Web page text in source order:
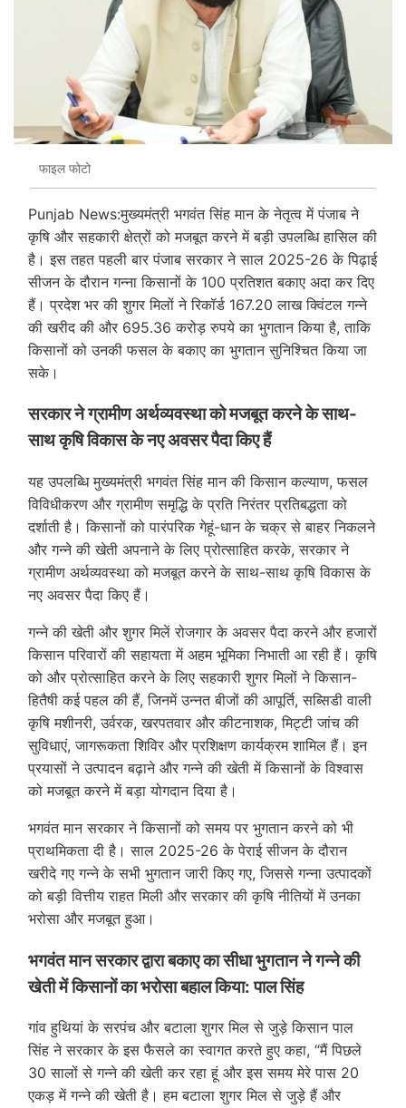
फाइल फोटो
Punjab News:मुख्यमंत्री भगवंत सिंह मान के नेतृत्व में पंजाब ने
कृषि और सहकारी क्षेत्रों को मजबूत करने में बड़ी उपलब्धि हासिल की
है। इस तहत पहली बार पंजाब सरकार ने साल 2025-26 के पिढ़ाई
सीजन के दौरान गन्ना किसानों के 100 प्रतिशत बकाए अदा कर दिए
हैं। प्रदेश भर की शुगर मिलों ने रिकॉर्ड 167.20 लाख क्विंटल गन्ने
की खरीद की और 695.36 करोड़ रुपये का भुगतान किया है, ताकि
किसानों को उनकी फसल के बकाए का भुगतान सुनिश्चित किया जा
सके।
सरकार ने ग्रामीण अर्थव्यवस्था को मजबूत करने के साथ-
साथ कृषि विकास के नए अवसर पैदा किए हैं
यह उपलब्धि मुख्यमंत्री भगवंत सिंह मान की किसान कल्याण, फसल
विविधीकरण और ग्रामीण समृद्धि के प्रति निरंतर प्रतिबद्धता को
दर्शाती है। किसानों को पारंपरिक गेहूं-धान के चक्र से बाहर निकलने
और गन्ने की खेती अपनाने के लिए प्रोत्साहित करके, सरकार ने
ग्रामीण अर्थव्यवस्था को मजबूत करने के साथ-साथ कृषि विकास के
नए अवसर पैदा किए हैं।
गन्ने की खेती और शुगर मिलें रोजगार के अवसर पैदा करने और हजारों
किसान परिवारों की सहायता में अहम भूमिका निभाती आ रही हैं। कृषि
को और प्रोत्साहित करने के लिए सहकारी शुगर मिलों ने किसान-
हितैषी कई पहल की हैं, जिनमें उन्नत बीजों की आपूर्ति, सब्सिडी वाली
कृषि मशीनरी, उर्वरक, खरपतवार और कीटनाशक, मिट्टी जांच की
सुविधाएं, जागरूकता शिविर और प्रशिक्षण कार्यक्रम शामिल हैं। इन
प्रयासों ने उत्पादन बढ़ाने और गन्ने की खेती में किसानों के विश्वास
को मजबूत करने में बड़ा योगदान दिया है।
भगवंत मान सरकार ने किसानों को समय पर भुगतान करने को भी
प्राथमिकता दी है। साल 2025-26 के पेराई सीजन के दौरान
खरीदे गए गन्ने के सभी भुगतान जारी किए गए, जिससे गन्ना उत्पादकों
को बड़ी वित्तीय राहत मिली और सरकार की कृषि नीतियों में उनका
भरोसा और मजबूत हुआ।
भगवंत मान सरकार द्वारा बकाए का सीधा भुगतान ने गन्ने की
खेती में किसानों का भरोसा बहाल किया: पाल सिंह
गांव हुथियां के सरपंच और बटाला शुगर मिल से जुड़े किसान पाल
सिंह ने सरकार के इस फैसले का स्वागत करते हुए कहा, “मैं पिछले
30 सालों से गन्ने की खेती कर रहा हूं और इस समय मेरे पास 20
एकड़ में गन्ने की खेती है। हम बटाला शुगर मिल से जुड़े हैं और